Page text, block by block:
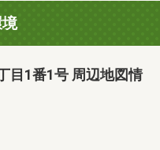
目1番1号 周辺地図情